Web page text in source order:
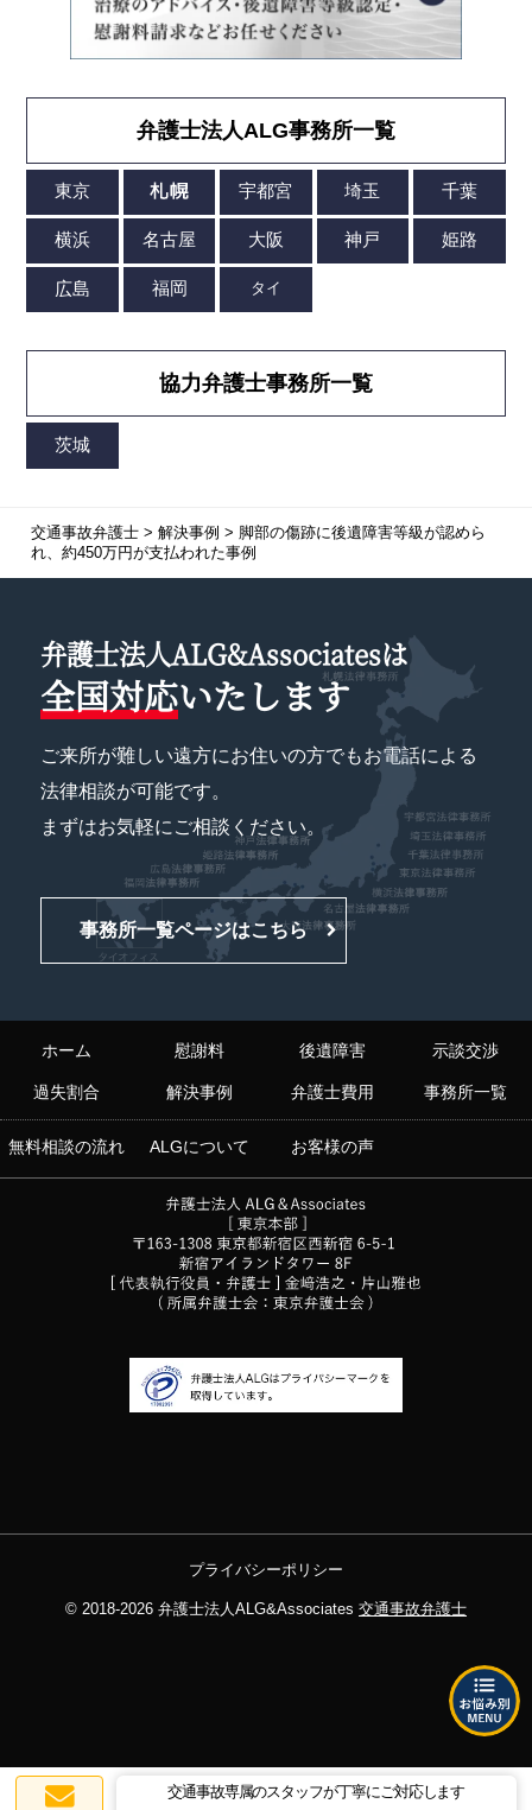
交通事故専属のスタッフが丁寧にご対応します
弁護士法人ALG事務所一覧
協力弁護士事務所一覧
交通事故弁護士> 解決事例 > 脚部の傷跡に後遺障害等級が認めら
れ、約450万円が支払われた事例
弁護士法人ALG&Associatesは
全国対応いたします
ご来所が難しい遠方にお住いの方でもお電話による
法律相談が可能です。
まずはお気軽にご相談ください。
事務所一覧ページはこちら
ホーム 慰謝料 後遺障害 示談交渉
過失割合 解決事例 弁護士費用 事務所一覧
無料相談の流れ ALGについて お客様の声
プライバシーポリシー
© 2018-2026 弁護士法人ALG&Associates 交通事故弁護士